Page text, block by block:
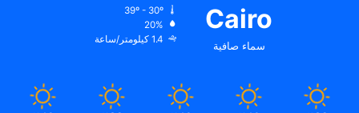
Cairo
سماء صافية
20%
1.4 كيلومتر/ساعة